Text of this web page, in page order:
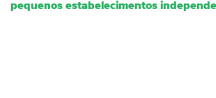
pequenos estabelecimentos